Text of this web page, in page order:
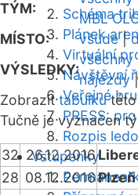
Schéma
Plánek
Virtuální
Návštěvní
Veřejné
PRESS:
Rozpis
Vstupenky
TÝM:
MBL
MÍSTO:
všude|
VÝSLEDKY:
všechny
nájezdy
Zobrazittabulkutéto
Tučně je vyznačen
32 26.12.2016
28 08.12.2016Plzeň